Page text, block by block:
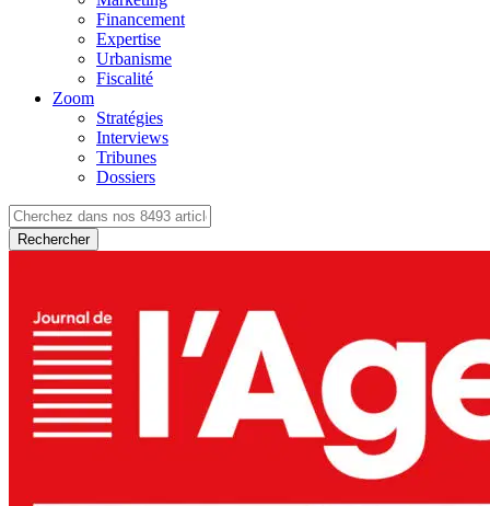
Financement
Expertise
Urbanisme
Fiscalité
Zoom
Stratégies
Interviews
Tribunes
Dossiers
Rechercher